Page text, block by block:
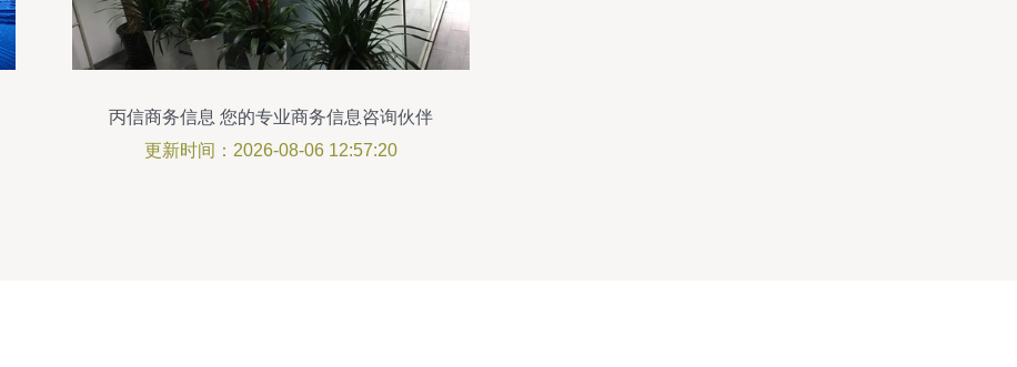
丙信商务信息 您的专业商务信息咨询伙伴
更新时间：2026-08-06 12:57:20